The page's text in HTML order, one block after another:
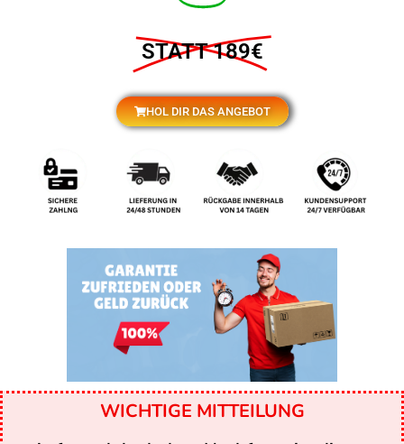
STATT 189€
HOL DIR DAS ANGEBOT
WICHTIGE MITTEILUNG